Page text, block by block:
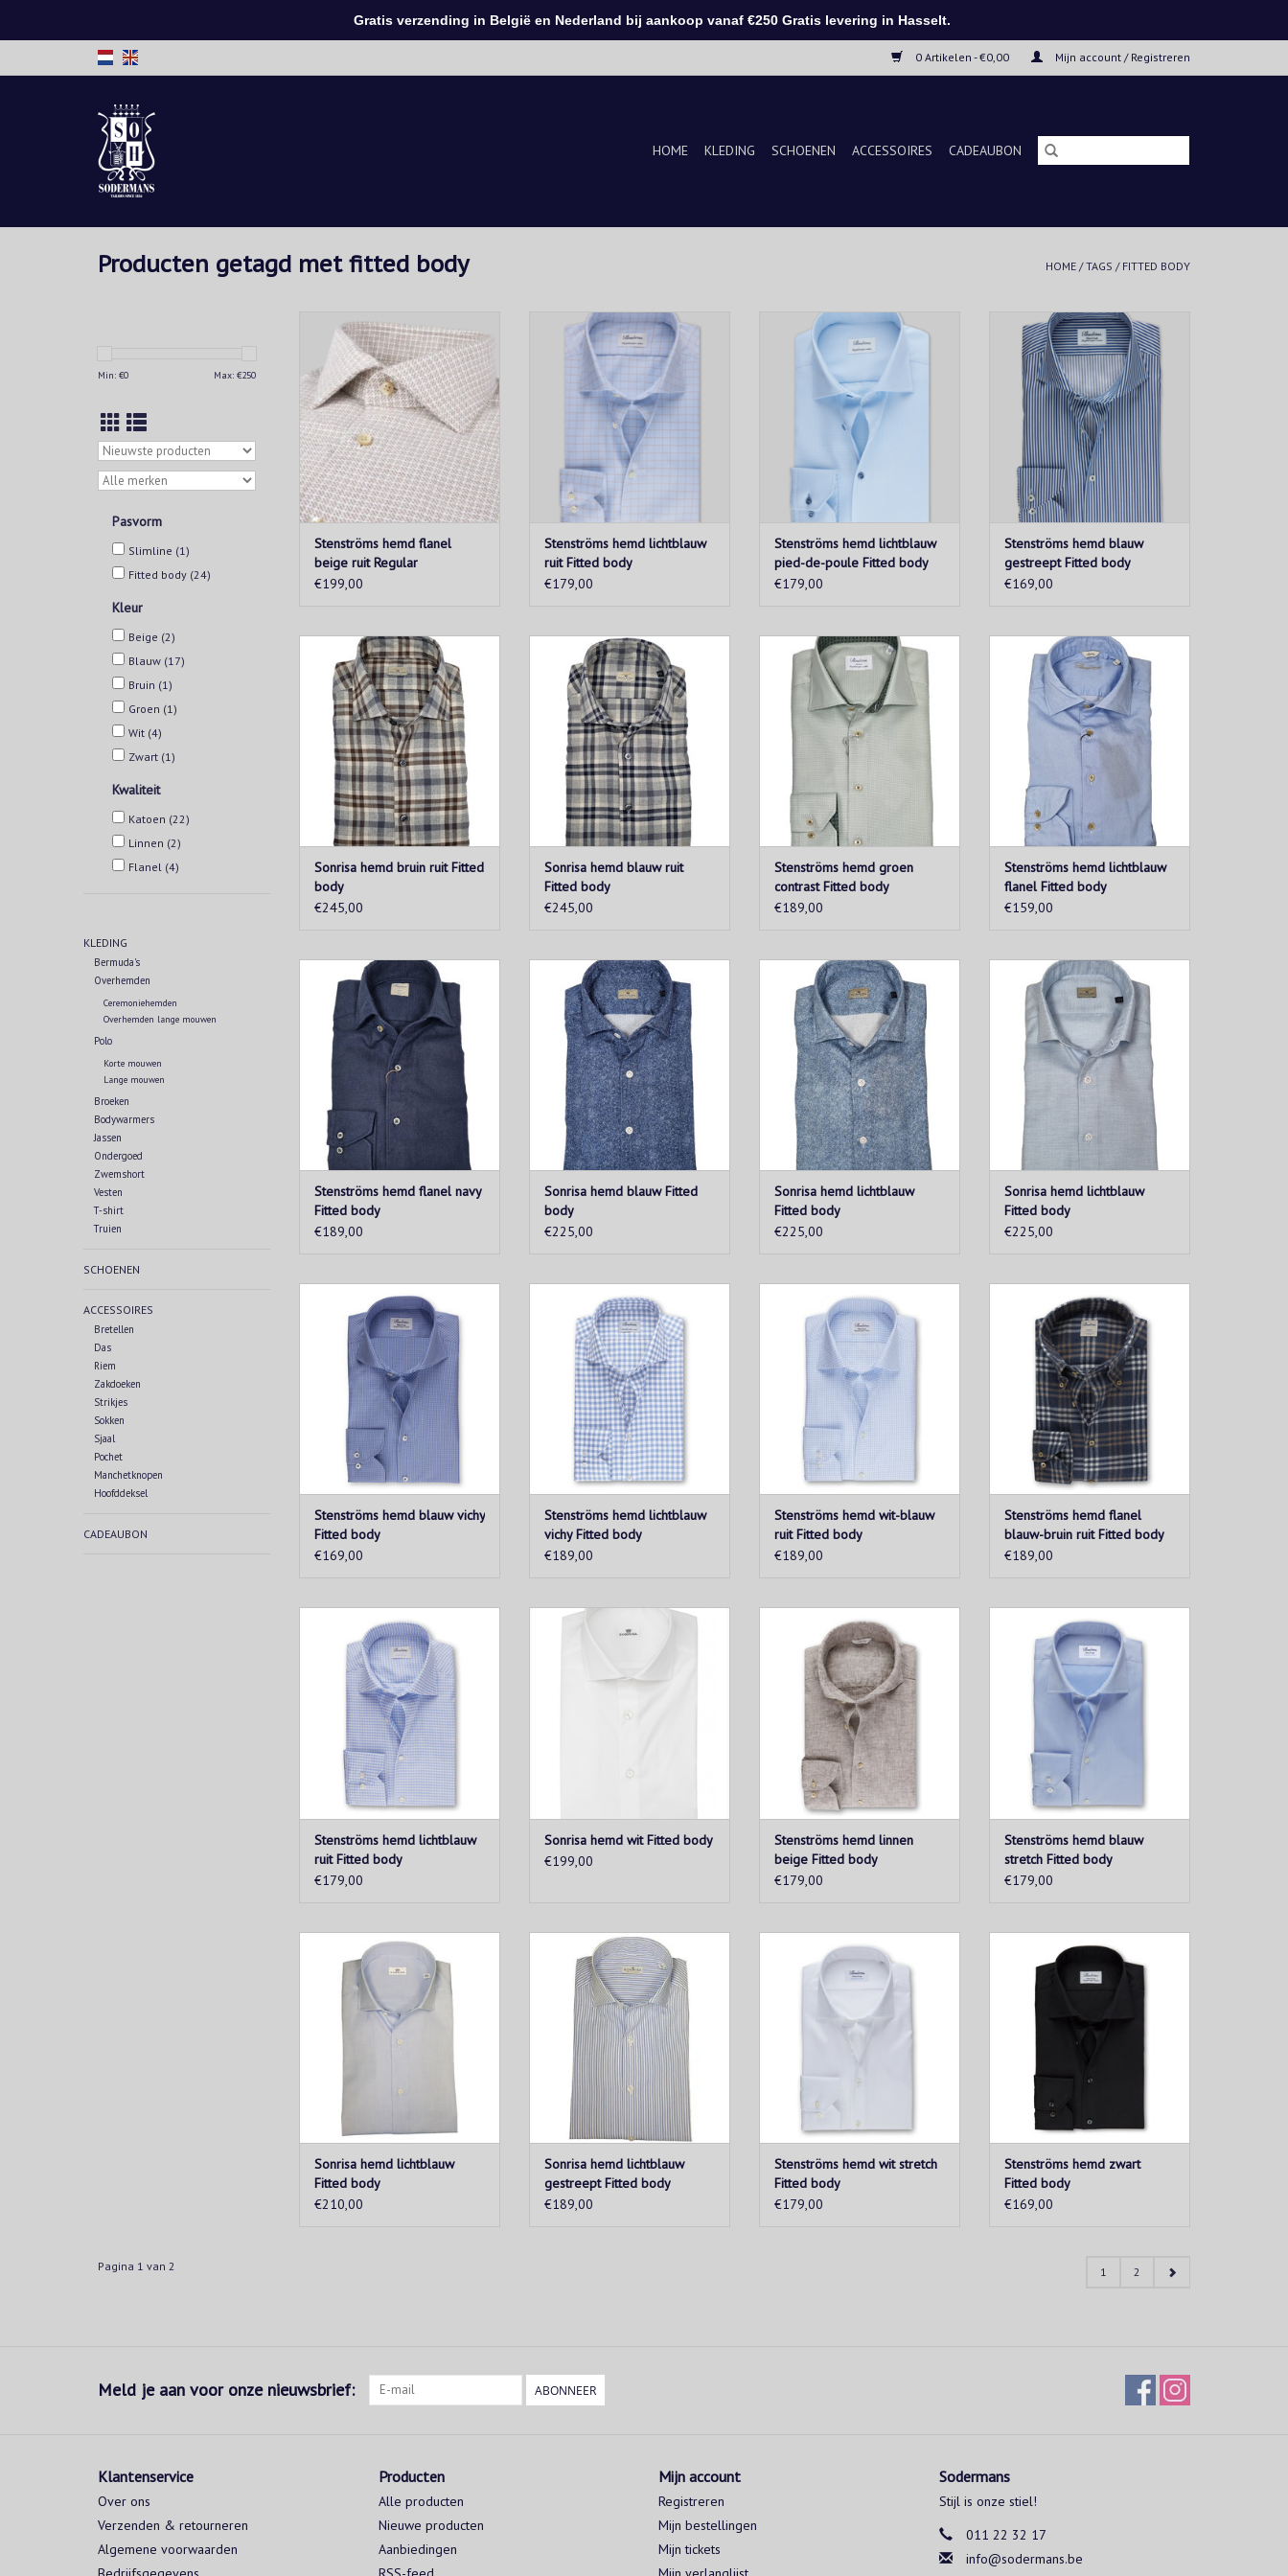
0 Artikelen - €0,00 Mijn account / Registreren
HOME KLEDING SCHOENEN ACCESSOIRES CADEAUBON
Producten getagd met fitted body HOME /TAGS / FITTED BODY
Min: €0 Max: €250
Pasvorm
Slimline (1)
Fitted body (24)
Kleur
Beige (2)
Blauw (17)
Bruin (1)
Groen (1)
Wit (4)
Zwart (1)
Kwaliteit
Katoen (22)
Linnen (2)
Flanel (4)
KLEDING
Bermuda's
Overhemden
Ceremoniehemden
Overhemden lange mouwen
Polo
Korte mouwen
Lange mouwen
Broeken
Bodywarmers
Jassen
Ondergoed
Zwemshort
Vesten
T-shirt
Truien
SCHOENEN
ACCESSOIRES
Bretellen
Das
Riem
Zakdoeken
Strikjes
Sokken
Sjaal
Pochet
Manchetknopen
Hoofddeksel
CADEAUBON
Warm flanellen overhemd met
beige ruitpatroon – ideaal voor
stijlvolle winterlagen en dagelijks
comfort.
TOEVOEGEN AAN WINKELWAGEN
Stenströms hemd flanel
beige ruit Regular
€199,00
Dit geruite twill overhemd is
gemaakt van katoen en is
afgewerkt met parelmoeren
knopen, enkele manchetten en
een cut away kraag.
TOEVOEGEN AAN WINKELWAGEN
Stenströms hemd lichtblauw
ruit Fitted body
€179,00
Lichtblauw hemd met een Fitted
pasvorm, gemaakt van Twofold
Cotton. Het shirt is ontworpen met
een pied-de-poule patroon en
afgewerkt met knopen van
parelmoer, enkele manchetten en
een cutaway kraag.
TOEVOEGEN AAN WINKELWAGEN
Stenströms hemd lichtblauw
pied-de-poule Fitted body
€179,00
Dit marineblauwe en witte
gestreepte hemd is gemaakt van
zacht twofold super katoen voor
een licht getailleerde taille. Het
kenmerkende gestreepte patroon
maakt dit hemd een leuke
toevoeging aan de garderobe van
elke man.
TOEVOEGEN AAN WINKELWAGEN
Stenströms hemd blauw
gestreept Fitted body
€169,00
Bruin licht geflaneerd katoenen
hemd uit de Sonrisa "Silvery"
collectie. De stof is erg zacht en
heeft een aangename elastische
structuur in breedte en
lengterichting, wat het dragen erg
comfortabel maakt.
TOEVOEGEN AAN WINKELWAGEN
Sonrisa hemd bruin ruit Fitted
body
€245,00
Licht geflaneerd katoenen hemd
uit de Sonrisa "Silvery" collectie.
De stof is erg zacht en heeft een
aangename elastische structuur
in breedte en lengterichting, wat
het dragen erg comfortabel
maakt.
TOEVOEGEN AAN WINKELWAGEN
Sonrisa hemd blauw ruit
Fitted body
€245,00
Dit geruite twill shirt is gemaakt
van tweevoudig katoen. Het shirt
is ontworpen met contrasterende
binnenkraag en manchetten, is
gedetailleerd met parelmoer
knopen, enkele manchetten en
een cut away kraag.
TOEVOEGEN AAN WINKELWAGEN
Stenströms hemd groen
contrast Fitted body
€189,00
Hemd uitgewerkt in een luxe
flanel. Verwarmend en zacht, dit
elegante flanellen overhemd is
de perfecte eerste laag als de
temperatuur daalt.
Stenströms hemd lichtblauw
flanel Fitted body
€159,00
Hemd uitgewerkt in een luxe
flanel. Verwarmend en zacht, dit
elegante flanellen overhemd is
de perfecte eerste laag als de
temperatuur daalt.
TOEVOEGEN AAN WINKELWAGEN
Stenströms hemd flanel navy
Fitted body
€189,00
Blauw licht geflaneerd katoenen
hemd uit de Sonrisa "Silvery"
collectie. De stof is erg zacht en
heeft een aangename elastische
structuur in breedte en
lengterichting, wat het dragen erg
comfortabel maakt.
TOEVOEGEN AAN WINKELWAGEN
Sonrisa hemd blauw Fitted
body
€225,00
Lichtblauw licht geflaneerd
katoenen hemd uit de Sonrisa
"Silvery" collectie. De stof is erg
zacht en heeft een aangename
elastische structuur in breedte en
lengterichting, wat het dragen erg
comfortabel maakt.
TOEVOEGEN AAN WINKELWAGEN
Sonrisa hemd lichtblauw
Fitted body
€225,00
Blauw licht geflaneerd katoenen
hemd uit de Sonrisa "Silvery"
collectie. De stof is erg zacht en
heeft een aangename elastische
structuur in breedte en
lengterichting, wat het dragen erg
comfortabel maakt.
TOEVOEGEN AAN WINKELWAGEN
Sonrisa hemd lichtblauw
Fitted body
€225,00
Dit geruite hemd is gemaakt van
zacht dubbel superkatoen. Het
karakteristieke ruitjespatroon
maakt dit overhemd een leuke
toevoeging aan de garderobe van
elke man. Wij vinden het het
leukst met een getailleerde
broek.
TOEVOEGEN AAN WINKELWAGEN
Stenströms hemd blauw vichy
Fitted body
€169,00
zacht twofold superkatoen. Het
karakteristieke vichy ruitpatroon
maakt dit overhemd een leuke
toevoeging aan de garderobe van
iedere man.
TOEVOEGEN AAN WINKELWAGEN
Stenströms hemd lichtblauw
vichy Fitted body
€189,00
regular fit gemaakt van een
tweevoudige katoenkwaliteit. Het
model heeft een ruitpatroon,
parelmoeren knopen, enkele
manchetten en een cutaway
kraag.
TOEVOEGEN AAN WINKELWAGEN
Stenströms hemd wit-blauw
ruit Fitted body
€189,00
uitgevoerd in een fitted pasvorm.
Het overhemd is gedetailleerd
met parelmoer knopen, enkele
manchetten en een button down
kraag.
TOEVOEGEN AAN WINKELWAGEN
Stenströms hemd flanel
blauw-bruin ruit Fitted body
€189,00
gemaakt van katoen stretch. Het
overhemd is ontworpen met een
ruitpatroon, parelmoer knopen,
enkele manchetten en een
cutaway kraag.
TOEVOEGEN AAN WINKELWAGEN
Stenströms hemd lichtblauw
ruit Fitted body
€179,00
Wit katoenen hemd uit de Sonrisa
superior collectie. Geschikt voor
een Fitted pasvorm.
Sonrisa hemd wit Fitted body
€199,00
kledingstuk voor de zomer. Rol de
mouwen op en draag het op een
bijpassende short om in de
vakantiemodus te komen.
TOEVOEGEN AAN WINKELWAGEN
Stenströms hemd linnen
beige Fitted body
€179,00
onmisbaar item in de garderobe
van elke man en is een geweldige
manier om deze te upgraden.
Gemaakt van tweevoudig
superkatoen met extra stretch.
TOEVOEGEN AAN WINKELWAGEN
Stenströms hemd blauw
stretch Fitted body
€179,00
Blauw katoenen hemd uit de
Sonrisa superior collectie.
Geschikt voor elke gelegenheid.
Het hemd heeft een contemporary
pasvorm.
TOEVOEGEN AAN WINKELWAGEN
Sonrisa hemd lichtblauw
Fitted body
€210,00
Lichtblauw gestreept katoenen
hemd uit de Sonrisa "Fior di
cotone" collectie. Geschikt voor
elke gelegenheid. Het hemd heeft
een contemporary pasvorm.
TOEVOEGEN AAN WINKELWAGEN
Sonrisa hemd lichtblauw
gestreept Fitted body
€189,00
onmisbaar item in de garderobe
van elke man en is een geweldige
manier om deze te upgraden.
Gemaakt van tweevoudig
superkatoen met extra stretch.
Stenströms hemd wit stretch
Fitted body
€179,00
onmisbaar item in de garderobe
van elke man en is een geweldige
manier om deze te upgraden.
Gemaakt van tweevoudig
superkatoen met extra stretch.
Stenströms hemd zwart
Fitted body
€169,00
Pagina 1 van 2 1 2
Meld je aan voor onze nieuwsbrief: ABONNEER
Klantenservice
Over ons
Verzenden & retourneren
Algemene voorwaarden
Producten
Alle producten
Nieuwe producten
Aanbiedingen
Mijn account
Registreren
Mijn bestellingen
Mijn tickets
Sodermans
Stijl is onze stiel!
011 22 32 17
info@sodermans.be
Gratis verzending in België en Nederland bij aankoop vanaf €250 Gratis levering in Hasselt.